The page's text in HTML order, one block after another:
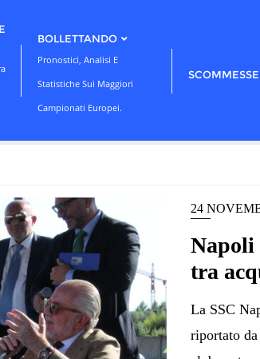
BOLLETTANDO
Pronostici, Analisi E
Statistiche Sui Maggiori
Campionati Europei.
SCOMMESSE
24
Napoli
tra
La SSC
riportato